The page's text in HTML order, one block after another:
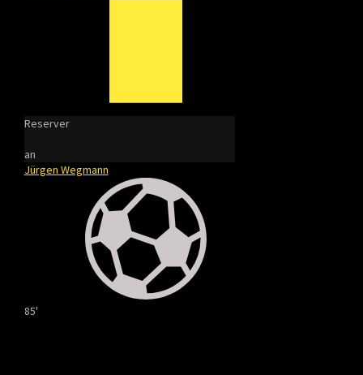
Reserver
an
Jürgen Wegmann
85'